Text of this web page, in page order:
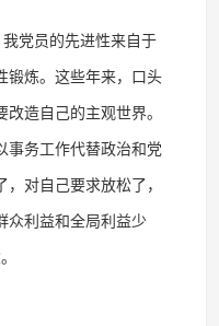
党员的先进性来自于
锻炼。这些年来，口头
改造自己的主观世界。
事务工作代替政治和党
对自己要求放松了，
众利益和全局利益少